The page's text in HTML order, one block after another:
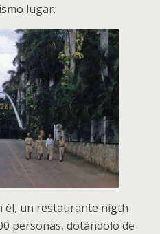
lugar.
él, un restaurante nigth
personas, dotándolo de